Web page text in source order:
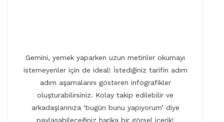
Gemini, yemek yaparken uzun metinler okumayı
istemeyenler için de ideal! İstediğiniz tarifin adım
adım aşamalarını gösteren infografikler
oluşturabilirsiniz. Kolay takip edilebilir ve
arkadaşlarınıza ‘bugün bunu yapıyorum’ diye
paylaşabileceğiniz harika bir görsel içerik!